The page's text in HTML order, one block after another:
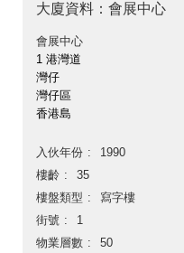
大廈資料：會展中心
會展中心
1 港灣道
灣仔
灣仔區
香港島
入伙年份
1990
樓齡
35
樓盤類型
寫字樓
街號
1
物業層數
50